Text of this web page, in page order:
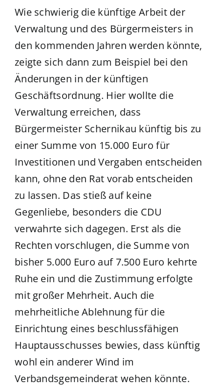
Wie schwierig die künftige Arbeit der
Verwaltung und des Bürgermeisters in
den kommenden Jahren werden könnte,
zeigte sich dann zum Beispiel bei den
Änderungen in der künftigen
Geschäftsordnung. Hier wollte die
Verwaltung erreichen, dass
Bürgermeister Schernikau künftig bis zu
einer Summe von 15.000 Euro für
Investitionen und Vergaben entscheiden
kann, ohne den Rat vorab entscheiden
zu lassen. Das stieß auf keine
Gegenliebe, besonders die CDU
verwahrte sich dagegen. Erst als die
Rechten vorschlugen, die Summe von
bisher 5.000 Euro auf 7.500 Euro kehrte
Ruhe ein und die Zustimmung erfolgte
mit großer Mehrheit. Auch die
mehrheitliche Ablehnung für die
Einrichtung eines beschlussfähigen
Hauptausschusses bewies, dass künftig
wohl ein anderer Wind im
Verbandsgemeinderat wehen könnte.